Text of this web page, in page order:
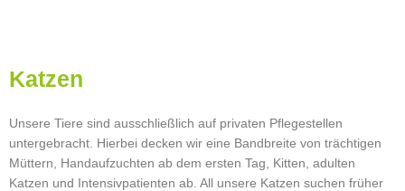
Katzen
Unsere Tiere sind ausschließlich auf privaten Pflegestellen
untergebracht. Hierbei decken wir eine Bandbreite von trächtigen
Müttern, Handaufzuchten ab dem ersten Tag, Kitten, adulten
Katzen und Intensivpatienten ab. All unsere Katzen suchen früher